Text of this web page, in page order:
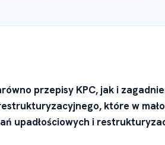
przepisy KPC, jak i
które w
upadłościowych i